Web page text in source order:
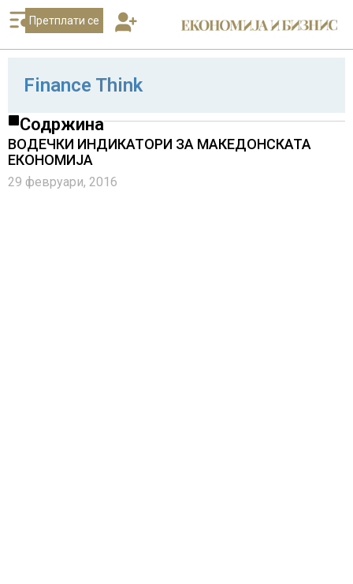
Претплати се
Finance Think
Содржина
ВОДЕЧКИ ИНДИКАТОРИ ЗА МАКЕДОНСКАТА
ЕКОНОМИЈА
29 февруари, 2016